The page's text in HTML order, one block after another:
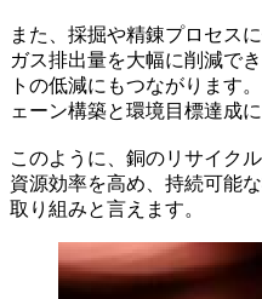
また、採掘や精錬プロセス
ガス排出量を大幅に削減で
トの低減にもつながります
ェーン構築と環境目標達成
このように、銅のリサイク
資源効率を高め、持続可能
取り組みと言えます。